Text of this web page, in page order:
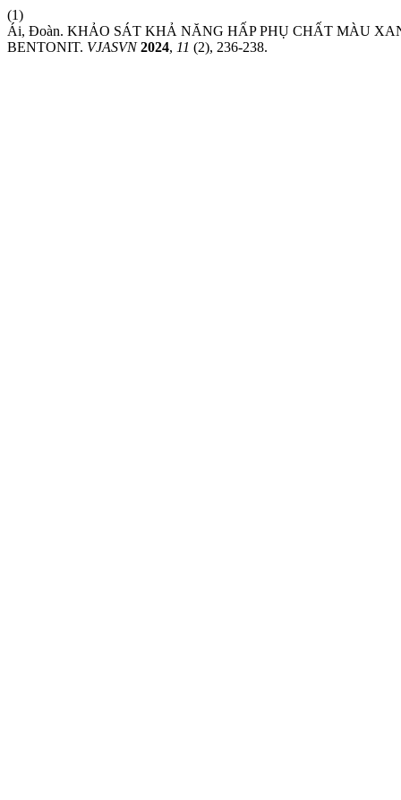
(1)
Ái, Đoàn. KHẢO SÁT KHẢ NĂNG HẤP PHỤ CHẤT MÀU
BENTONIT. VJASVN 2024, 11 (2), 236-238.